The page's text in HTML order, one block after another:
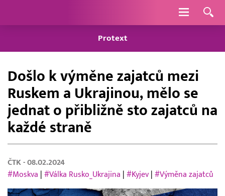
Navigace
Protext
Došlo k výměne zajatců mezi
Ruskem a Ukrajinou, mělo se
jednat o přibližně sto zajatců na
každé straně
ČTK - 08.02.2024
#Moskva
#Válka Rusko_Ukrajina #Kyjev #Výměna zajatců